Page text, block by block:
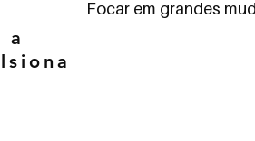
a
Focar em grandes